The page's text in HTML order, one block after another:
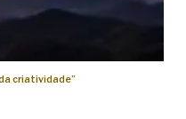
criatividade”